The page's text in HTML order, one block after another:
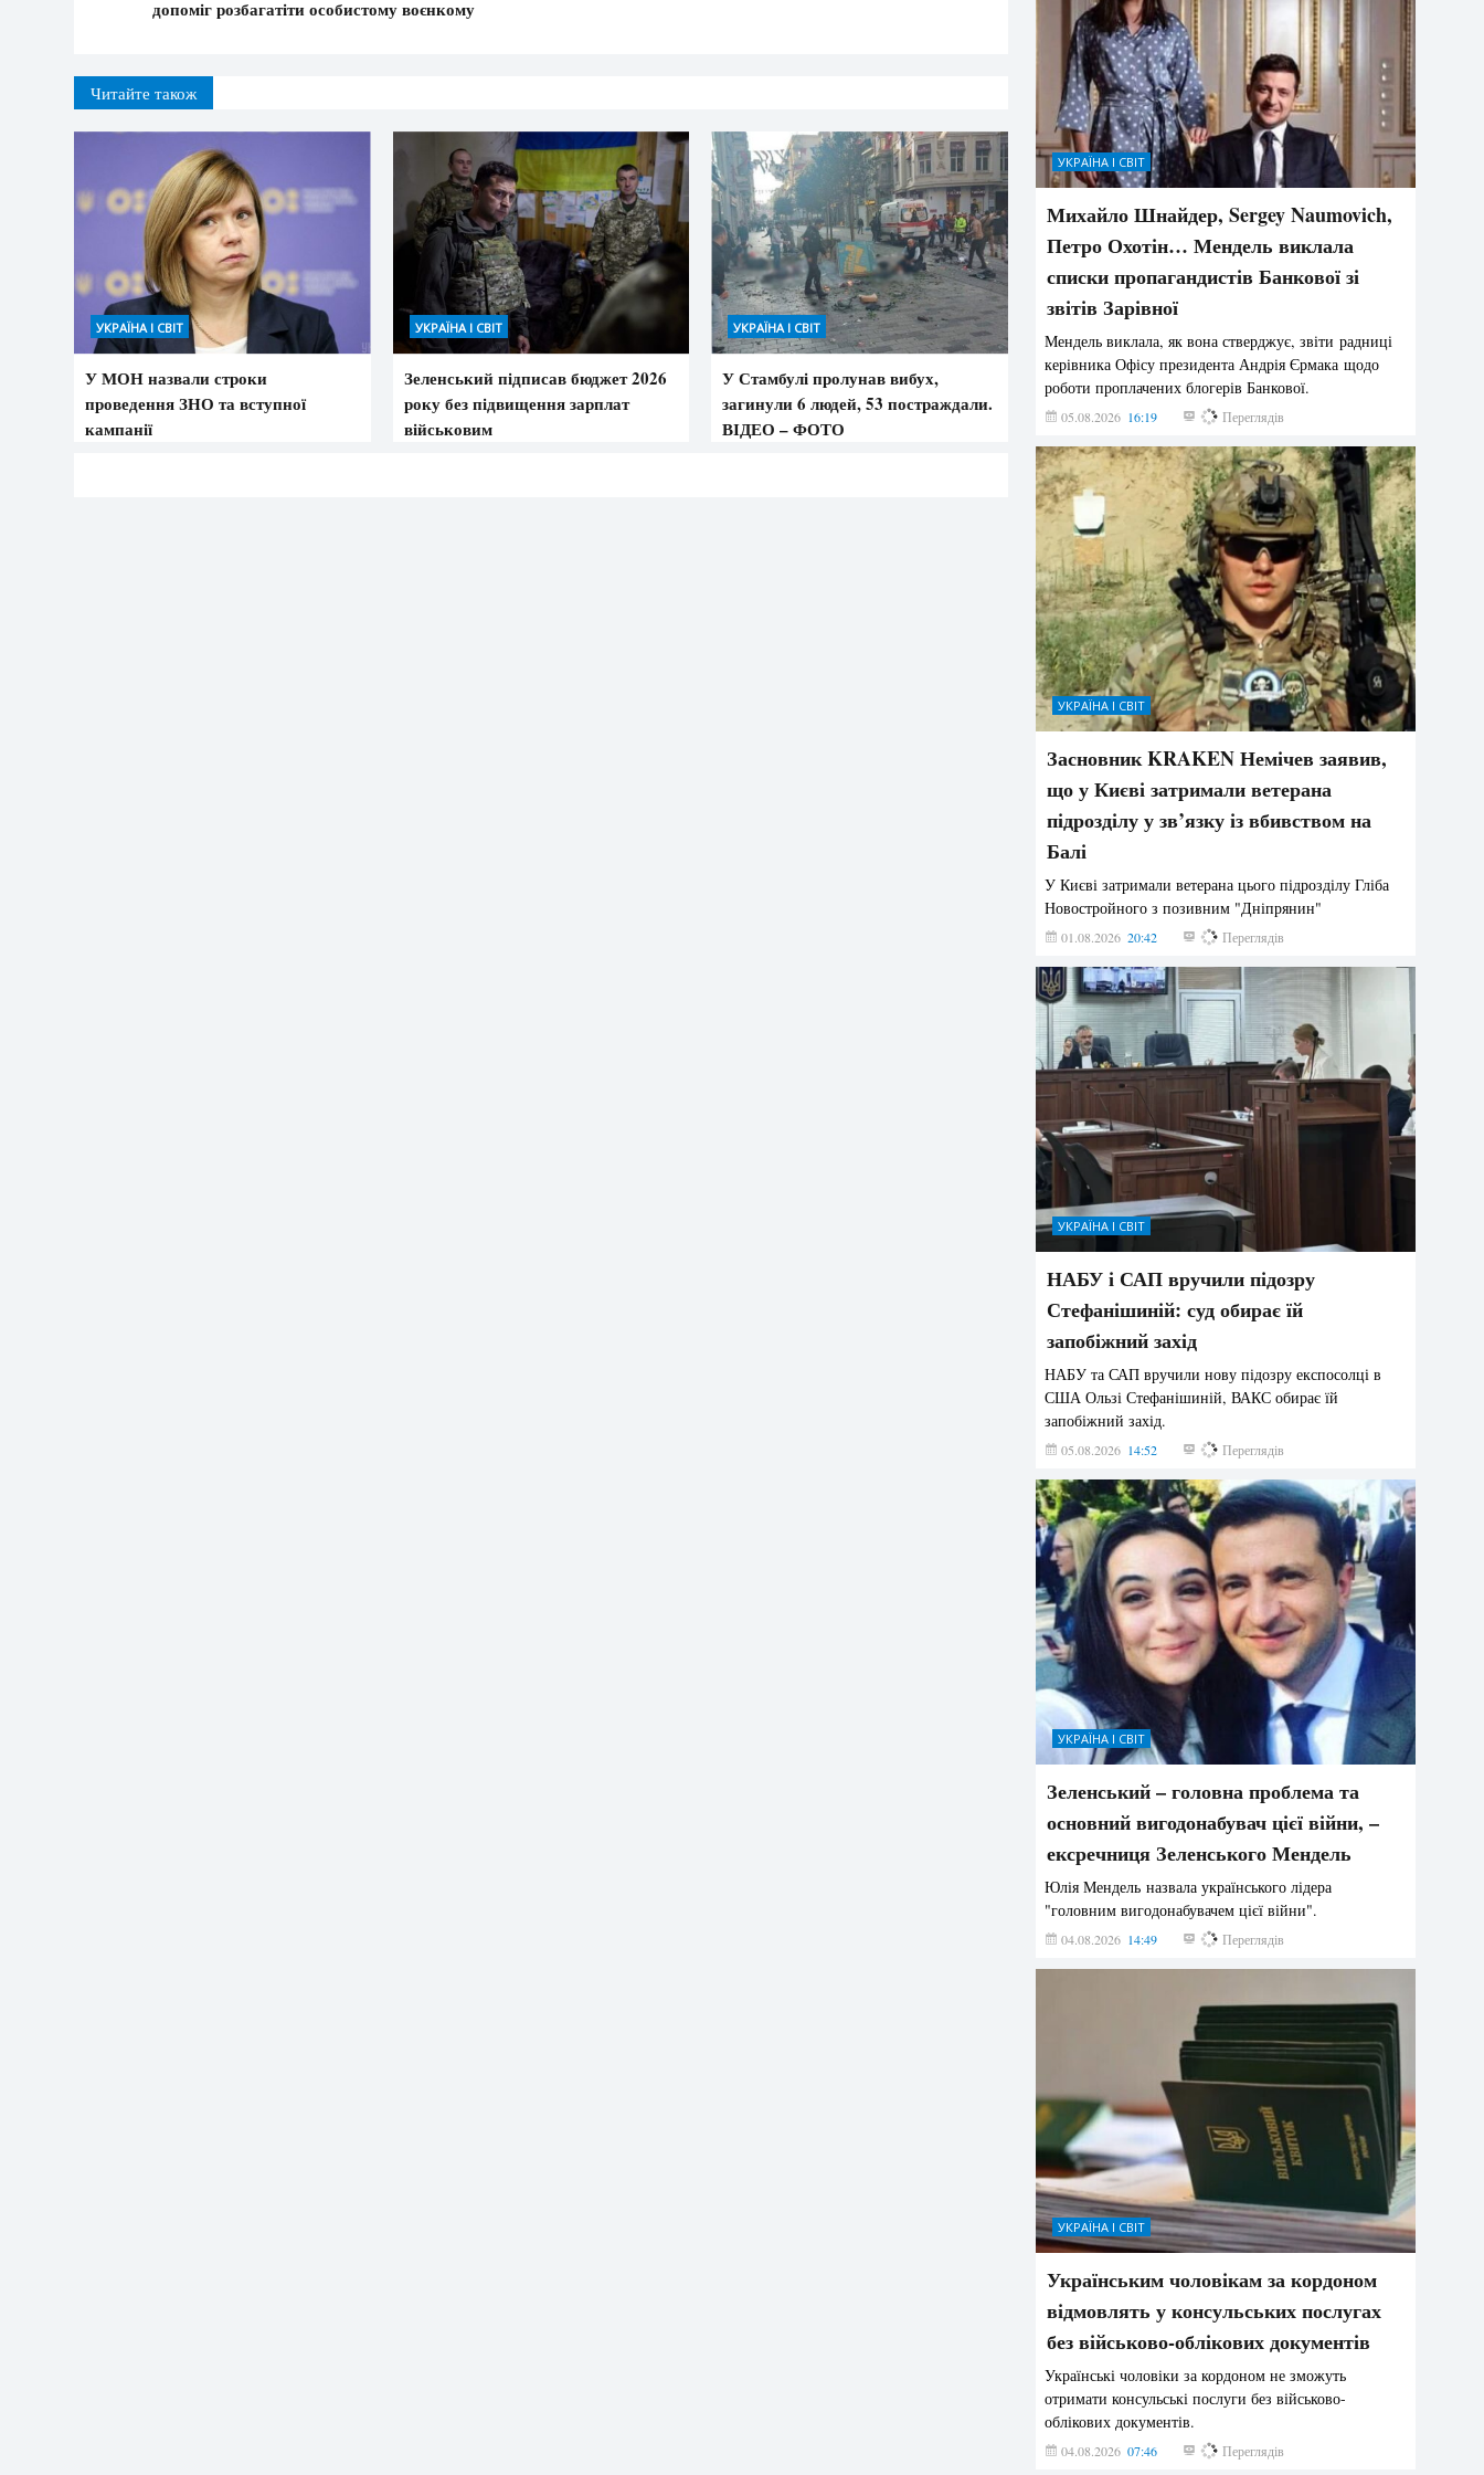
допоміг розбагатіти особистому воєнкому
Читайте також
УКРАЇНА І СВІТ
У МОН назвали строки
проведення ЗНО та вступної
кампанії
УКРАЇНА І СВІТ
Зеленський підписав бюджет 2026
року без підвищення зарплат
військовим
УКРАЇНА І СВІТ
У Стамбулі пролунав вибух,
загинули 6 людей, 53 постраждали.
ВІДЕО – ФОТО
УКРАЇНА І СВІТ
Михайло Шнайдер, Sergey Naumovich,
Петро Охотін… Мендель виклала
списки пропагандистів Банкової зі
звітів Зарівної
Мендель виклала, як вона стверджує, звіти радниці
керівника Офісу президента Андрія Єрмака щодо
роботи проплачених блогерів Банкової.
05.08.2026 16:19 230 Переглядів
УКРАЇНА І СВІТ
Засновник KRAKEN Немічев заявив,
що у Києві затримали ветерана
підрозділу у зв’язку із вбивством на
Балі
У Києві затримали ветерана цього підрозділу Гліба
Новостройного з позивним "Дніпрянин"
01.08.2026 20:42 196 Переглядів
УКРАЇНА І СВІТ
НАБУ і САП вручили підозру
Стефанішиній: суд обирає їй
запобіжний захід
НАБУ та САП вручили нову підозру експосолці в
США Ользі Стефанішиній, ВАКС обирає їй
запобіжний захід.
05.08.2026 14:52 159 Переглядів
УКРАЇНА І СВІТ
Зеленський – головна проблема та
основний вигодонабувач цієї війни, –
ексречниця Зеленського Мендель
Юлія Мендель назвала українського лідера
"головним вигодонабувачем цієї війни".
04.08.2026 14:49 157 Переглядів
УКРАЇНА І СВІТ
Українським чоловікам за кордоном
відмовлять у консульських послугах
без військово-облікових документів
Українські чоловіки за кордоном не зможуть
отримати консульські послуги без військово-
облікових документів.
04.08.2026 07:46 147 Переглядів